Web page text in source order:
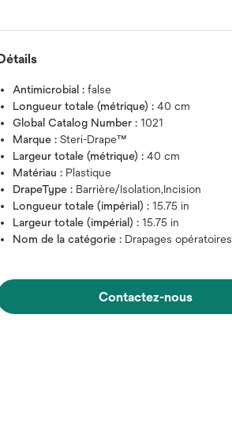
Antimicrobial :false
Longueur totale (métrique) :40 cm
Global Catalog Number :1021
Marque :Steri-Drape™
Largeur totale (métrique) :40 cm
Matériau : Plastique
DrapeType : Barrière/Isolation,Incision
Longueur totale (impérial) :15.75 in
Largeur totale (impérial) :15.75 in
Nom de la catégorie : Drapages opératoires
Contactez-nous